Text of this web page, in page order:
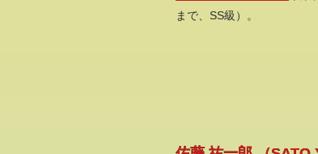
まで、SS級）。